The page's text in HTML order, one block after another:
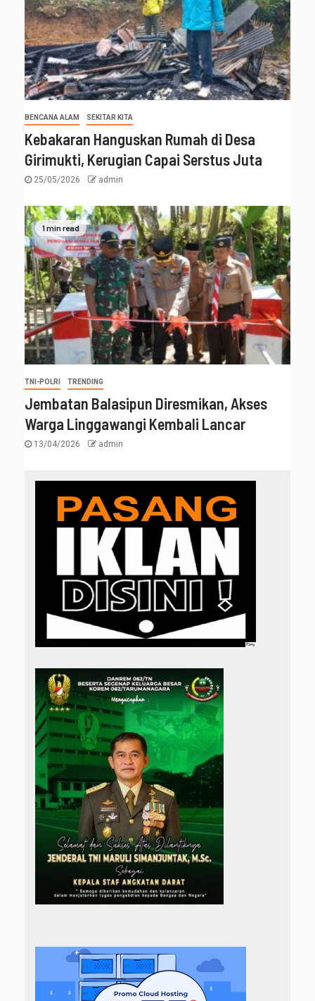
BENCANA ALAM SEKITAR KITA
Kebakaran Hanguskan Rumah di Desa
Girimukti, Kerugian Capai Serstus Juta
25/05/2026 admin
1 min read
TNI-POLRI TRENDING
Jembatan Balasipun Diresmikan, Akses
Warga Linggawangi Kembali Lancar
13/04/2026 admin